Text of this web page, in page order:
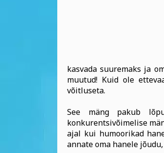
kasvada suuremaks ja
muutud! Kuid ole
võitluseta.
See mäng pakub
konkurentsivõimelise
ajal kui humoorikad
annate oma hanele